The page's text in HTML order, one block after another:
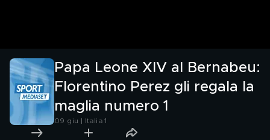
Papa Leone XIV al Bernabeu:
Florentino Perez gli regala la
maglia numero 1
09 giu | Italia 1